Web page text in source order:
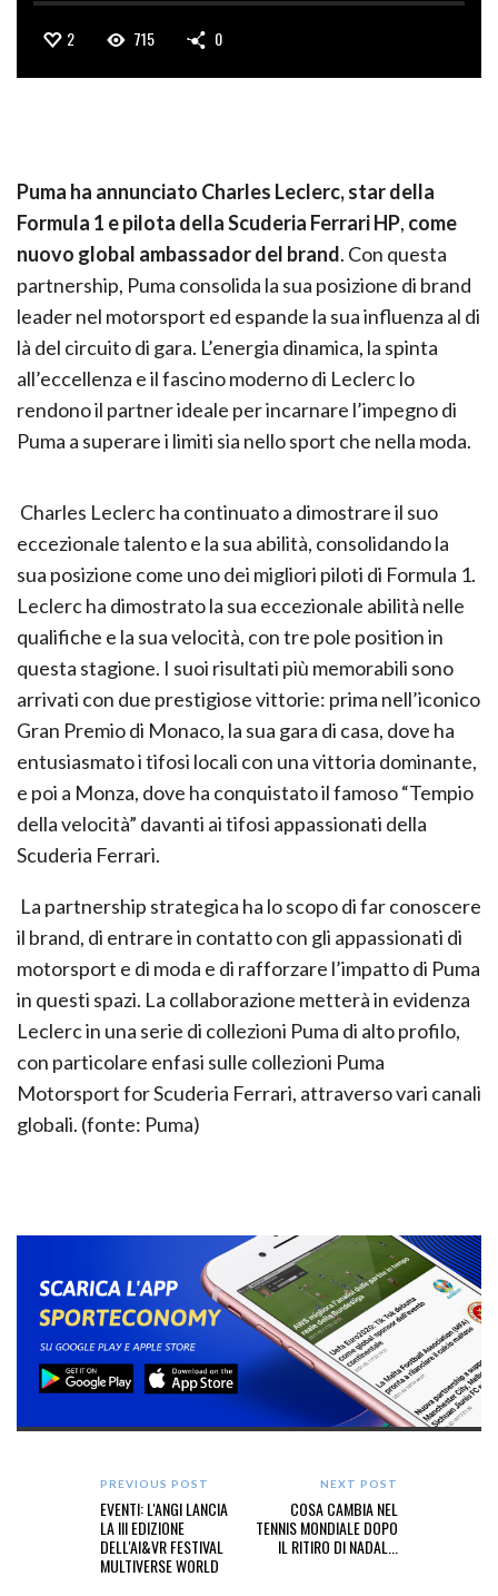
2 715 0
Puma ha annunciato Charles Leclerc, star della
Formula 1 e pilota della Scuderia Ferrari HP, come
nuovo global ambassador del brand. Con questa
partnership, Puma consolida la sua posizione di brand
leader nel motorsport ed espande la sua influenza al di
là del circuito di gara. L’energia dinamica, la spinta
all’eccellenza e il fascino moderno di Leclerc lo
rendono il partner ideale per incarnare l’impegno di
Puma a superare i limiti sia nello sport che nella moda.
Charles Leclerc ha continuato a dimostrare il suo
eccezionale talento e la sua abilità, consolidando la
sua posizione come uno dei migliori piloti di Formula 1.
Leclerc ha dimostrato la sua eccezionale abilità nelle
qualifiche e la sua velocità, con tre pole position in
questa stagione. I suoi risultati più memorabili sono
arrivati con due prestigiose vittorie: prima nell’iconico
Gran Premio di Monaco, la sua gara di casa, dove ha
entusiasmato i tifosi locali con una vittoria dominante,
e poi a Monza, dove ha conquistato il famoso “Tempio
della velocità” davanti ai tifosi appassionati della
Scuderia Ferrari.
La partnership strategica ha lo scopo di far conoscere
il brand, di entrare in contatto con gli appassionati di
motorsport e di moda e di rafforzare l’impatto di Puma
in questi spazi. La collaborazione metterà in evidenza
Leclerc in una serie di collezioni Puma di alto profilo,
con particolare enfasi sulle collezioni Puma
Motorsport for Scuderia Ferrari, attraverso vari canali
globali. (fonte: Puma)
PREVIOUS POST
EVENTI: L'ANGI LANCIA
LA III EDIZIONE
DELL'AI&VR FESTIVAL
MULTIVERSE WORLD
NEXT POST
COSA CAMBIA NEL
TENNIS MONDIALE DOPO
IL RITIRO DI NADAL...